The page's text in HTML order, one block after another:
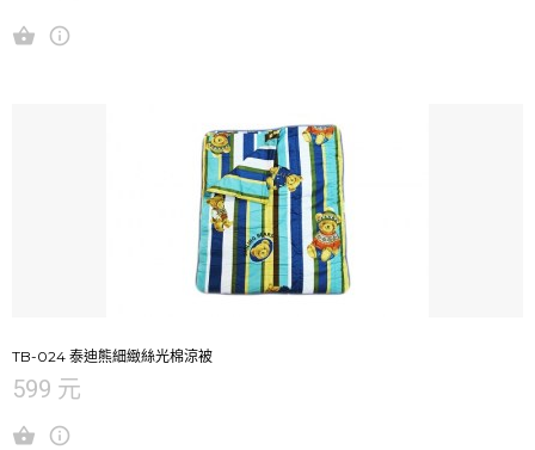
TB-024 泰迪熊細緻絲光棉涼被
599 元